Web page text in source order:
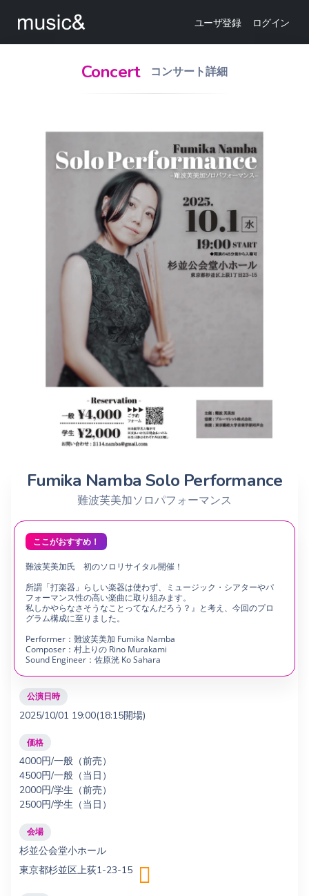
ユーザ登録 ログイン
Concert コンサート詳細
Fumika Namba Solo Performance
難波芙美加ソロパフォーマンス
ここがおすすめ！
難波芙美加氏 初のソロリサイタル開催！
所謂「打楽器」らしい楽器は使わず、ミュージック・シアターやパ
フォーマンス性の高い楽曲に取り組みます。
私しかやらなさそうなことってなんだろう？』と考え、今回のプロ
グラム構成に至りました。
Performer：難波芙美加 Fumika Namba
Composer：村上りの Rino Murakami
Sound Engineer：佐原洸 Ko Sahara
公演日時
2025/10/01 19:00(18:15開場)
価格
4000円/一般（前売）
4500円/一般（当日）
2000円/学生（前売）
2500円/学生（当日）
会場
杉並公会堂小ホール
東京都杉並区上荻1-23-15